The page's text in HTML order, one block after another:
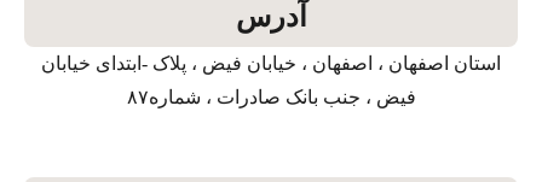
آدرس
استان اصفهان ، اصفهان ، خیابان فیض ، پلاک -ابتدای خیابان
فیض ، جنب بانک صادرات ، شماره۸۷